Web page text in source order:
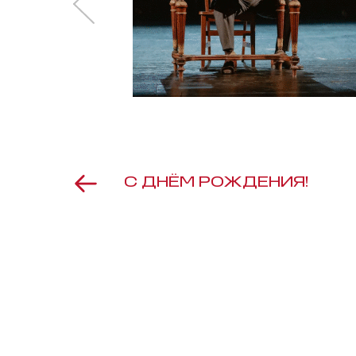
С ДНЁМ РОЖДЕНИЯ!